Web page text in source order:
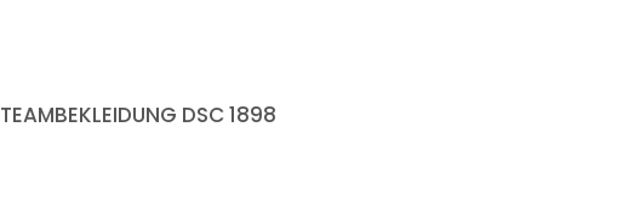
TEAMBEKLEIDUNG DSC 1898